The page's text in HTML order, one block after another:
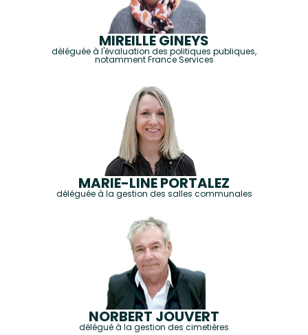
MIREILLE GINEYS
déléguée à l'évaluation des politiques publiques,
notamment France Services
MARIE-LINE PORTALEZ
déléguée à la gestion des salles communales
NORBERT JOUVERT
délégué à la gestion des cimetières